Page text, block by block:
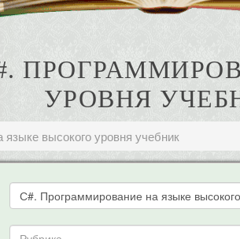
УРОВНЯ
высокого уровня учебник